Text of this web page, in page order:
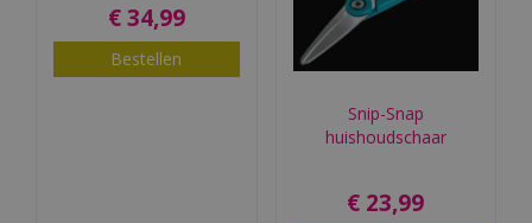
€ 34,99
Bestellen
Snip-Snap
huishoudschaar
€ 23,99